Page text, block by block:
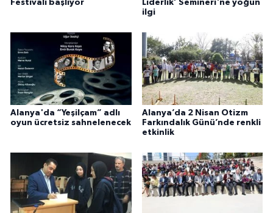
Festivali başlıyor
Liderlik’ Semineri'ne yoğun
ilgi
Alanya'da “Yeşilçam” adlı
oyun ücretsiz sahnelenecek
Alanya’da 2 Nisan Otizm
Farkındalık Günü’nde renkli
etkinlik